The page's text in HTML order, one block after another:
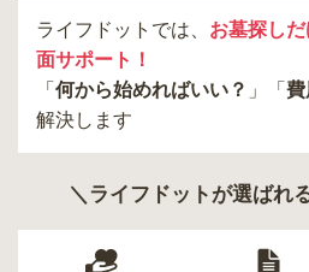
ライフドットでは、 お墓探し
面サポート！
「 何から始めればいい？ 」「 費
解決します
＼ライフドットが選ばれ